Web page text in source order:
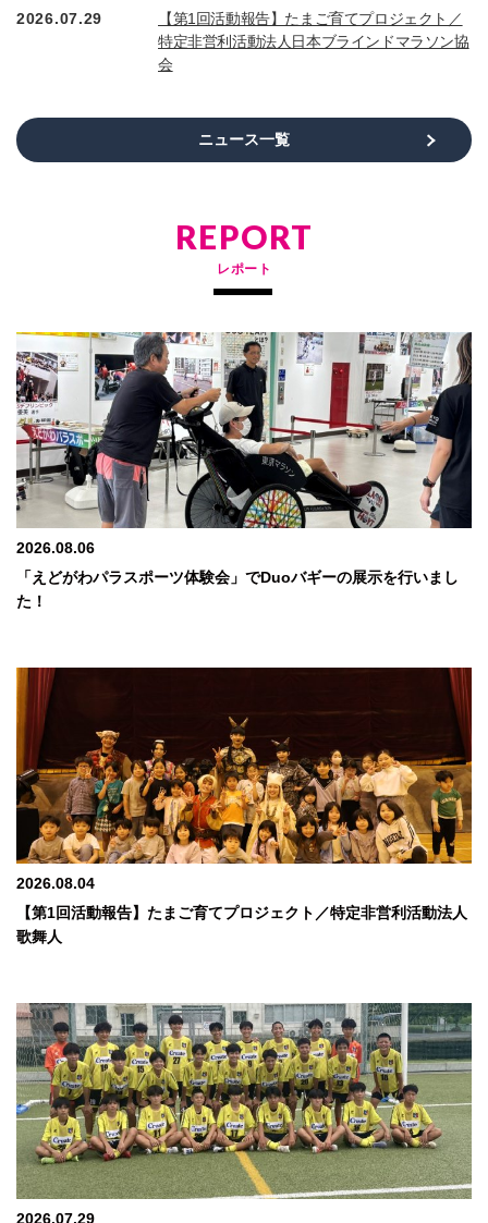
2026.07.29
【第1回活動報告】たまご育てプロジェクト／
特定非営利活動法人日本ブラインドマラソン協
会
ニュース一覧
REPORT
レポート
2026.08.06
「えどがわパラスポーツ体験会」でDuoバギーの展示を行いまし
た！
2026.08.04
【第1回活動報告】たまご育てプロジェクト／特定非営利活動法人
歌舞人
2026.07.29